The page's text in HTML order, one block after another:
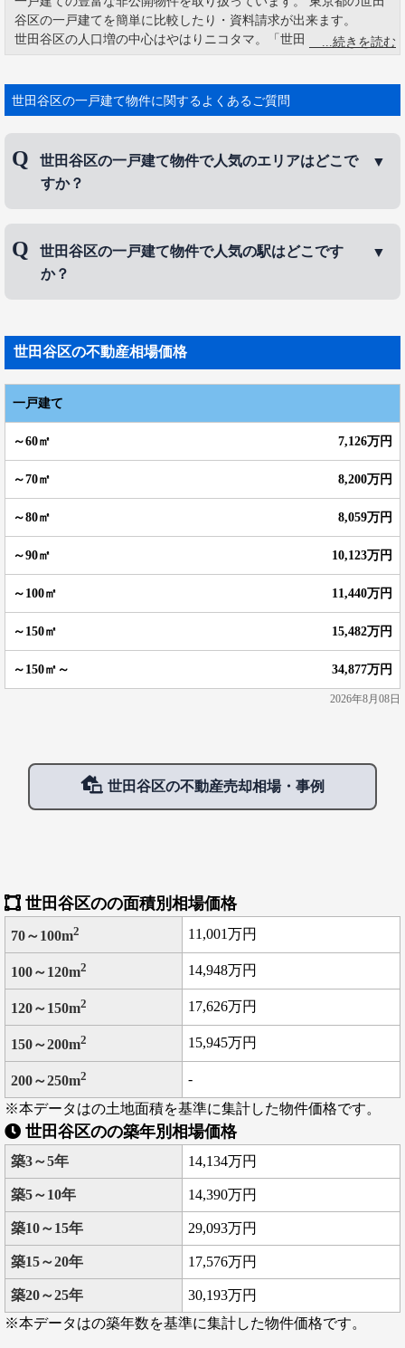
谷区の一戸建てを簡単に比較したり・資料請求が出来ます。
世田谷区の人口増の中心はやはりニコタマ。「世田谷区将来人口
の推計」が出され2007年の世田谷区人口は82万1千人なので、毎年
か。区内最高級エリアである、下北沢周辺を中心とする北沢地区
の増加率は101パーセントと一応増えているが、大きな要因は世田
世田谷区の南西に位置する二子玉川駅周辺のエリアは、通称「ニ
コタマ」と呼ばれる。 東急田園都市線と大井町線が乗り入れ、駅
近辺は玉川高島屋を初めとした幾つもの商業施設がある。 近年、
ど自然も多く残っているので、ファミリー向けに人気がある。 周
辺に住む主婦層は「ニコタマダム」といわれ、小型犬を多摩川で
散歩させながらカフェでお茶を飲む、と言ったような洗練された
世田谷区の一戸建て物件に関するよくあるご質問
世田谷区の一戸建て物件で人気のエリアはどこで
すか？
代沢、三軒茶屋などです。
世田谷区の一戸建て物件で人気の駅はどこです
か？
駅、三軒茶屋駅、下北沢駅
世田谷区の不動産相場価格
一戸建て
7,126万円
8,200万円
8,059万円
10,123万円
11,440万円
15,482万円
34,877万円
2026年8月08日
世田谷区の不動産売却相場・事例
世田谷区のの面積別相場価格
70～100m2 11,001万円
100～120m2 14,948万円
120～150m2 17,626万円
150～200m2 15,945万円
200～250m2
-
※本データはの土地面積を基準に集計した物件価格です。
世田谷区のの築年別相場価格
築3～5年 14,134万円
築5～10年 14,390万円
築10～15年 29,093万円
築15～20年 17,576万円
築20～25年
30,193万円
※本データはの築年数を基準に集計した物件価格です。